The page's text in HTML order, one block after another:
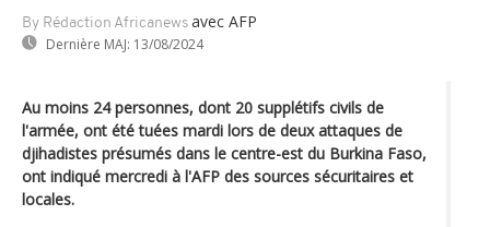
By Rédaction Africanews avec AFP
Dernière MAJ: 13/08/2024
Au moins 24 personnes, dont 20 supplétifs civils de
l'armée, ont été tuées mardi lors de deux attaques de
djihadistes présumés dans le centre-est du Burkina Faso,
ont indiqué mercredi à l'AFP des sources sécuritaires et
locales.